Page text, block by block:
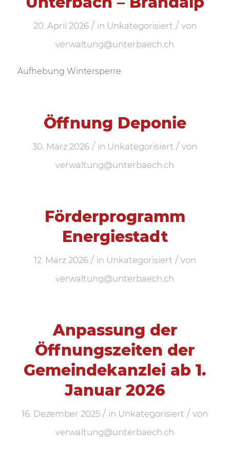
20. April 2026 / in Unkategorisiert / von
verwaltung@unterbaech.ch
Aufhebung Wintersperre
Öffnung Deponie
30. März 2026 / in Unkategorisiert / von
verwaltung@unterbaech.ch
Förderprogramm
Energiestadt
12. März 2026 / in Unkategorisiert / von
verwaltung@unterbaech.ch
Anpassung der
Öffnungszeiten der
Gemeindekanzlei ab 1.
Januar 2026
16. Dezember 2025 / in Unkategorisiert / von
verwaltung@unterbaech.ch